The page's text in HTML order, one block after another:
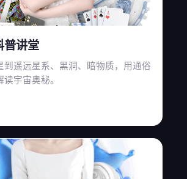
普讲堂
到遥远星系、黑洞、暗物质，用通俗
宇宙奥秘。